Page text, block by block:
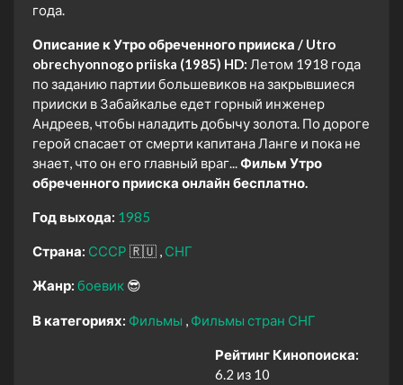
года.
Описание к Утро обреченного прииска / Utro
obrechyonnogo priiska (1985) HD: Летом 1918 года
по заданию партии большевиков на закрывшиеся
прииски в Забайкалье едет горный инженер
Андреев, чтобы наладить добычу золота. По дороге
герой спасает от смерти капитана Ланге и пока не
знает, что он его главный враг... Фильм Утро
обреченного прииска онлайн бесплатно.
Год выхода: 1985
Страна: СССР 🇷🇺 СНГ
Жанр: боевик 😎
В категориях: Фильмы Фильмы стран СНГ
Рейтинг Кинопоиска:
6.2 из 10